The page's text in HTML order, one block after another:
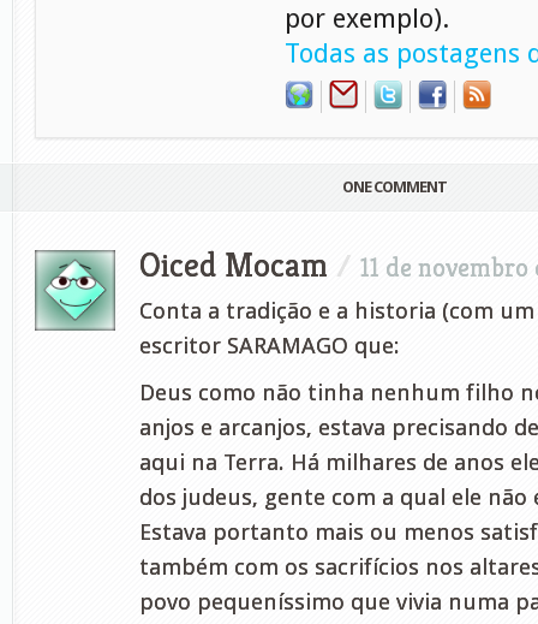
por exemplo).
Todas as postagens
ONE COMMENT
Oiced Mocam / 11 de novembro
Conta a tradição e a historia (com
escritor SARAMAGO que:
Deus como não tinha nenhum filho
anjos e arcanjos, estava precisando
aqui na Terra. Há milhares de anos
dos judeus, gente com a qual ele não
Estava portanto mais ou menos
também com os sacrifícios nos
povo pequeníssimo que vivia numa